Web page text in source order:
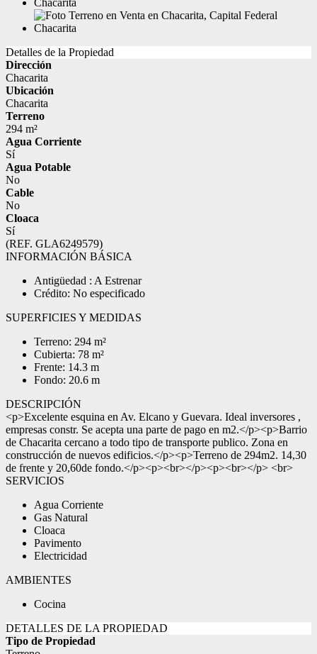
Detalles de la Propiedad
Dirección
Chacarita
Ubicación
Chacarita
Terreno
294 m²
Agua Corriente
Sí
Agua Potable
No
Cable
No
Cloaca
Sí
(REF. GLA6249579)
INFORMACIÓN BÁSICA
Antigüedad : A Estrenar
Crédito: No especificado
SUPERFICIES Y MEDIDAS
Terreno: 294 m²
Cubierta: 78 m²
Frente: 14.3 m
Fondo: 20.6 m
DESCRIPCIÓN
<p>Excelente esquina en Av. Elcano y Guevara. Ideal inversores ,
empresas constr. Se acepta una parte de pago en m2.</p><p>Barrio
de Chacarita cercano a todo tipo de transporte publico. Zona en
construcción de nuevos edificios.</p><p>Terreno de 294m2. 14,30
de frente y 20,60de fondo.</p><p><br></p><p><br></p> <br>
SERVICIOS
Agua Corriente
Gas Natural
Cloaca
Pavimento
Electricidad
AMBIENTES
Cocina
DETALLES DE LA PROPIEDAD
Tipo de Propiedad